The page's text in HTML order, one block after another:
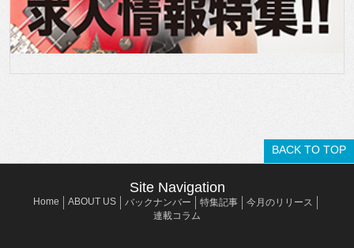
BACK TO TOP
Site Navigation
Home ABOUT US バックナンバー 特集記事
今月のリリース
連載コラム